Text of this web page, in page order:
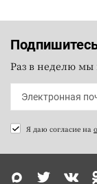
Раз в неделю
Я даю согласие на